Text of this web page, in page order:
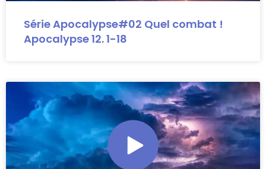
Série Apocalypse#02 Quel combat !
Apocalypse 12. 1-18